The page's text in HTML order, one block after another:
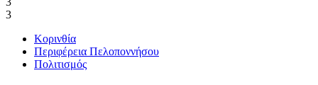
3
Κορινθία
Περιφέρεια Πελοποννήσου
Πολιτισμός